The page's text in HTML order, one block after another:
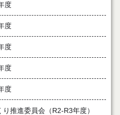
度
度
度
度
度
推進委員会（R2-R3年度）